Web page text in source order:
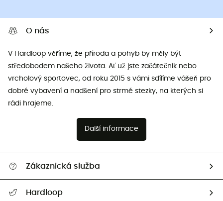
O nás
V Hardloop věříme, že příroda a pohyb by měly být
středobodem našeho života. Ať už jste začátečník nebo
vrcholový sportovec, od roku 2015 s vámi sdílíme vášeň pro
dobré vybavení a nadšení pro strmé stezky, na kterých si
rádi hrajeme.
Další informace
Zákaznická služba
Hardloop